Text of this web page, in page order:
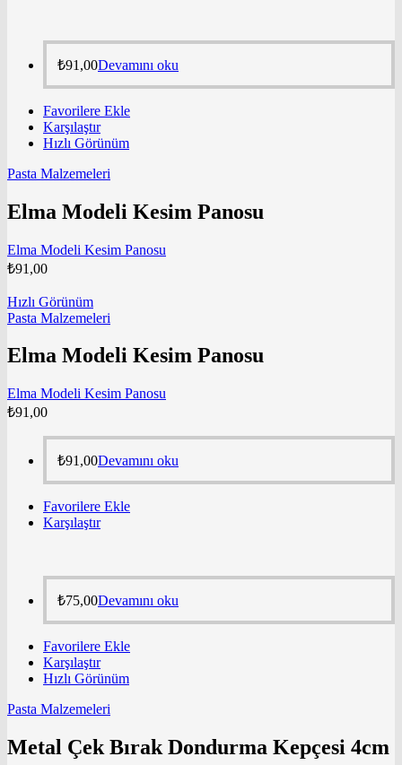
₺91,00Devamını oku
Favorilere Ekle
Karşılaştır
Hızlı Görünüm
Pasta Malzemeleri
Elma Modeli Kesim Panosu
Elma Modeli Kesim Panosu
₺91,00
Hızlı Görünüm
Pasta Malzemeleri
Elma Modeli Kesim Panosu
Elma Modeli Kesim Panosu
₺91,00
₺91,00Devamını oku
Favorilere Ekle
Karşılaştır
₺75,00Devamını oku
Favorilere Ekle
Karşılaştır
Hızlı Görünüm
Pasta Malzemeleri
Metal Çek Bırak Dondurma Kepçesi 4cm